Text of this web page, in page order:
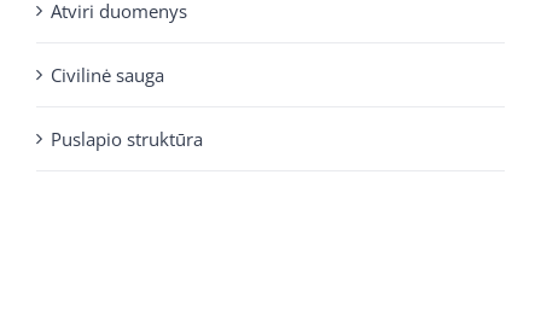
Atviri duomenys
Civilinė sauga
Puslapio struktūra